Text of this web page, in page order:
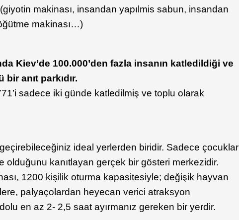
makinası, insandan yapılmis sabun, insandan
makinası…)
Kiev’de 100.000’den fazla insanın katledildiği ve
anıt parkıdır.
sadece iki günde katledilmiş ve toplu olarak
ideal yerlerden biridir. Sadece çocuklar
olduğunu kanıtlayan gerçek bir gösteri merkezidir.
1200 kişilik oturma kapasitesiyle; değişik hayvan
palyaçolardan heyecan verici atraksyon
en az 2- 2,5 saat ayırmanız gereken bir yerdir.